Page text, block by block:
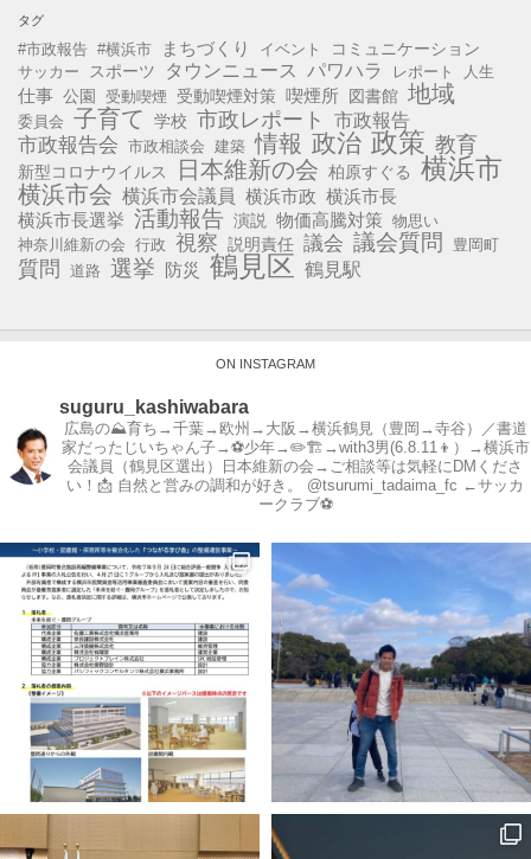
タグ
#市政報告 #横浜市 まちづくり イベント コミュニケーション
サッカー スポーツ タウンニュース パワハラ レポート 人生
仕事 公園 受動喫煙 受動喫煙対策 喫煙所 図書館 地域
委員会 子育て 学校 市政レポート 市政報告
市政報告会 市政相談会 建築 情報 政治 政策 教育
新型コロナウイルス 日本維新の会 柏原すぐる 横浜市
横浜市会 横浜市会議員 横浜市政 横浜市長
横浜市長選挙 活動報告 演説 物価高騰対策 物思い
神奈川維新の会 行政 視察 説明責任 議会 議会質問 豊岡町
質問 道路 選挙 防災 鶴見区 鶴見駅
ON INSTAGRAM
suguru_kashiwabara
広島の⛰育ち→千葉→欧州→大阪→横浜鶴見（豊岡→寺谷）／書道
家だったじいちゃん子→⚽️少年→✏️🏗→with3男(6.8.11👦）→横浜市
会議員（鶴見区選出）日本維新の会→ご相談等は気軽にDMくださ
い！📩 自然と営みの調和が好き。
@tsurumi_tadaima_fc ←サッカ
ークラブ⚽️